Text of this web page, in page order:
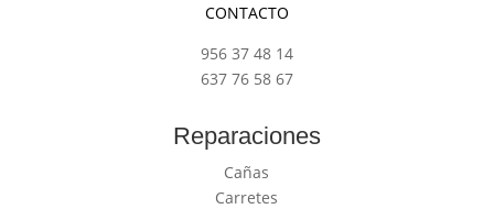
CONTACTO
956 37 48 14
637 76 58 67
Reparaciones
Cañas
Carretes